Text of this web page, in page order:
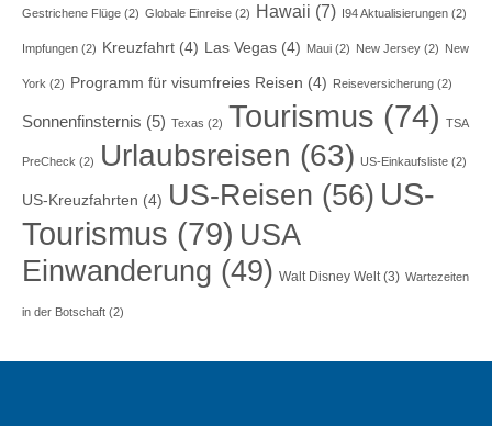
Gestrichene Flüge (2) Globale Einreise (2) Hawaii (7) I94 Aktualisierungen (2)
Impfungen (2) Kreuzfahrt (4) Las Vegas (4) Maui (2) New Jersey (2) New
York (2) Programm für visumfreies Reisen (4) Reiseversicherung (2)
Sonnenfinsternis (5) Texas (2) Tourismus (74) TSA
PreCheck (2) Urlaubsreisen (63) US-Einkaufsliste (2)
US-Kreuzfahrten (4) US-Reisen (56) US-
Tourismus (79) USA
Einwanderung (49) Walt Disney Welt(3) Wartezeiten
in der Botschaft (2)